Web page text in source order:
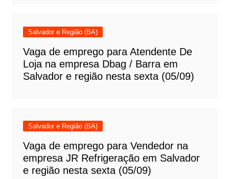
Salvador e Região (BA)
Vaga de emprego para Atendente De
Loja na empresa Dbag / Barra em
Salvador e região nesta sexta (05/09)
Salvador e Região (BA)
Vaga de emprego para Vendedor na
empresa JR Refrigeração em Salvador
e região nesta sexta (05/09)